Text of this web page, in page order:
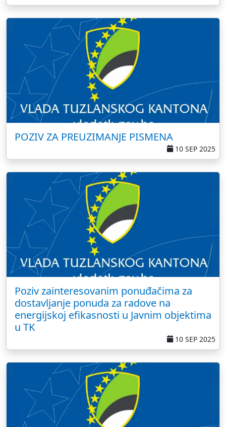
POZIV ZA PREUZIMANJE PISMENA
10 SEP 2025
Poziv zainteresovanim ponuđačima za
dostavljanje ponuda za radove na
energijskoj efikasnosti u Javnim objektima
u TK
10 SEP 2025